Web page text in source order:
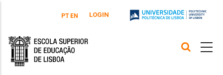
PT EN LOGIN